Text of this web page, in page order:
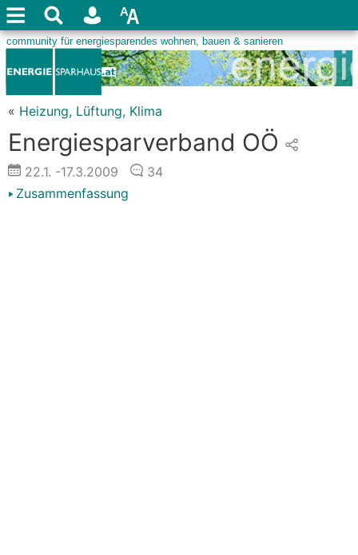
« Heizung, Lüftung, Klima
Energiesparverband OÖ
22.1. -17.3.2009
34
Zusammenfassung